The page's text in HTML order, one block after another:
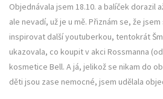
Objednávala jsem 18.10. a balíček dorazil
ale nevadí, už je u mě. Přiznám se, že
inspirovat další youtuberkou, tentokrát
ukazovala, co koupit v akci Rossmanna
kosmetice Bell. A já, jelikož se nikam do
děti jsou zase nemocné, jsem udělala